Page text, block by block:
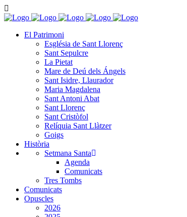
El Patrimoni
Església de Sant Llorenç
Sant Sepulcre
La Pietat
Mare de Deú dels Ángels
Sant Isidre, Llaurador
Maria Magdalena
Sant Antoni Abat
Sant Llorenç
Sant Cristòfol
Relíquia Sant Llàtzer
Goigs
Història
Setmana Santa
Agenda
Comunicats
Tres Tombs
Comunicats
Opuscles
2026